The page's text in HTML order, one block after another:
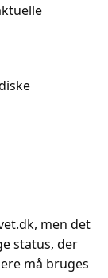
men det
status, der
må bruges